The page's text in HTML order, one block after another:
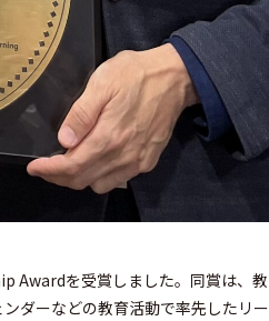
Awardを受賞しました。同賞は、教
ダーなどの教育活動で率先したリー